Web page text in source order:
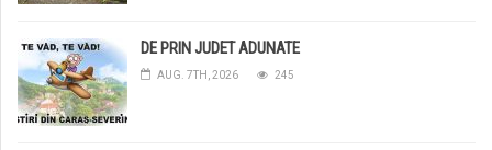
DE PRIN JUDET ADUNATE
AUG. 7TH, 2026 245